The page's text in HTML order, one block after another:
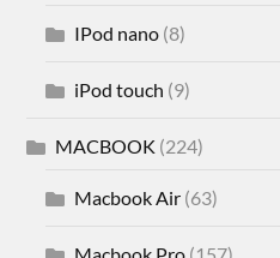
IPod nano (8)
iPod touch (9)
MACBOOK (224)
Macbook Air (63)
Macbook Pro (157)